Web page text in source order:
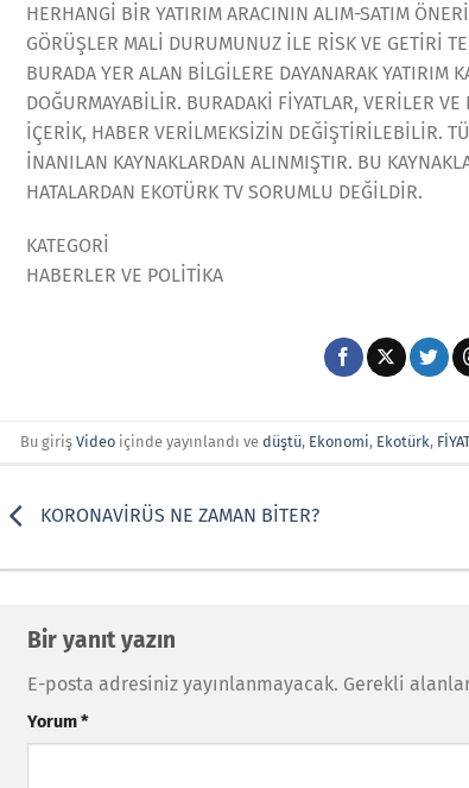
HERHANGİ BİR YATIRIM ARACININ ALIM-SATIM
GÖRÜŞLER MALİ DURUMUNUZ İLE RİSK VE GETİRİ
BURADA YER ALAN BİLGİLERE DAYANARAK YATIRIM
DOĞURMAYABİLİR. BURADAKİ FİYATLAR, VERİLER
İÇERİK, HABER VERİLMEKSİZİN DEĞİŞTİRİLEBİLİR.
İNANILAN KAYNAKLARDAN ALINMIŞTIR. BU
HATALARDAN EKOTÜRK TV SORUMLU DEĞİLDİR.
KATEGORİ
HABERLER VE POLİTİKA
Bu girişVideo içinde yayınlandı vedüştü, Ekonomi, Ekotürk,
KORONAVİRÜS NE ZAMAN BİTER?
Bir yanıt yazın
E-posta adresiniz yayınlanmayacak. Gerekli
Yorum*